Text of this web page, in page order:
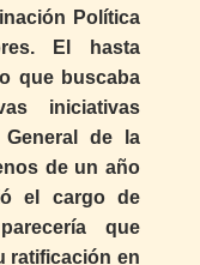
Política
El hasta
que buscaba
iniciativas
de la
de un año
el cargo de
que
ratificación en